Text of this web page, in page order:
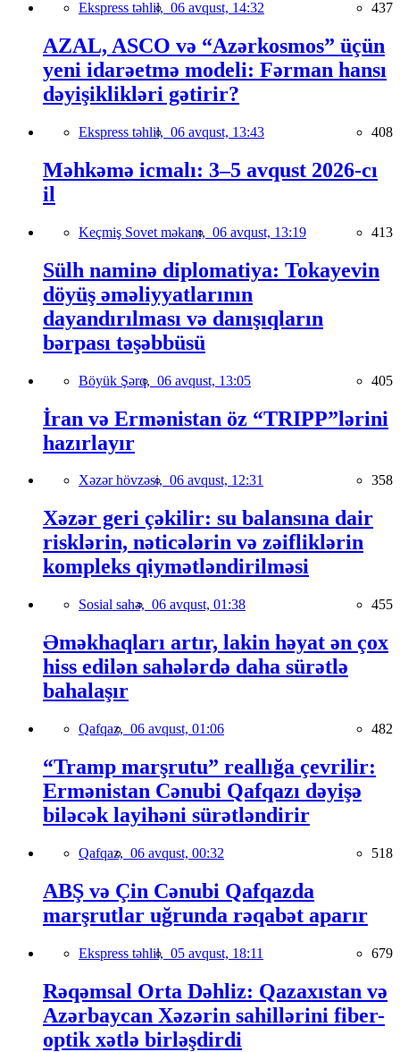
Ekspress təhlil, 06 avqust, 14:32 437
AZAL, ASCO və “Azərkosmos” üçün
yeni idarəetmə modeli: Fərman hansı
dəyişiklikləri gətirir?
Ekspress təhlil, 06 avqust, 13:43 408
Məhkəmə icmalı: 3–5 avqust 2026-cı
il
Keçmiş Sovet məkanı, 06 avqust, 13:19 413
Sülh naminə diplomatiya: Tokayevin
döyüş əməliyyatlarının
dayandırılması və danışıqların
bərpası təşəbbüsü
Böyük Şərq, 06 avqust, 13:05 405
İran və Ermənistan öz “TRIPP”lərini
hazırlayır
Xəzər hövzəsi, 06 avqust, 12:31 358
Xəzər geri çəkilir: su balansına dair
risklərin, nəticələrin və zəifliklərin
kompleks qiymətləndirilməsi
Sosial sahə, 06 avqust, 01:38 455
Əməkhaqları artır, lakin həyat ən çox
hiss edilən sahələrdə daha sürətlə
bahalaşır
Qafqaz, 06 avqust, 01:06 482
“Tramp marşrutu” reallığa çevrilir:
Ermənistan Cənubi Qafqazı dəyişə
biləcək layihəni sürətləndirir
Qafqaz, 06 avqust, 00:32 518
ABŞ və Çin Cənubi Qafqazda
marşrutlar uğrunda rəqabət aparır
Ekspress təhlil, 05 avqust, 18:11 679
Rəqəmsal Orta Dəhliz: Qazaxıstan və
Azərbaycan Xəzərin sahillərini fiber-
optik xətlə birləşdirdi